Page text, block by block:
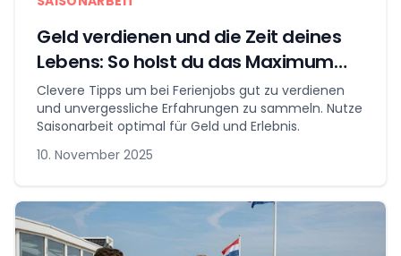
Geld verdienen und die Zeit deines
Lebens: So holst du das Maximum
aus Ferienjobs
Clevere Tipps um bei Ferienjobs gut zu verdienen
und unvergessliche Erfahrungen zu sammeln. Nutze
Saisonarbeit optimal für Geld und Erlebnis.
10. November 2025